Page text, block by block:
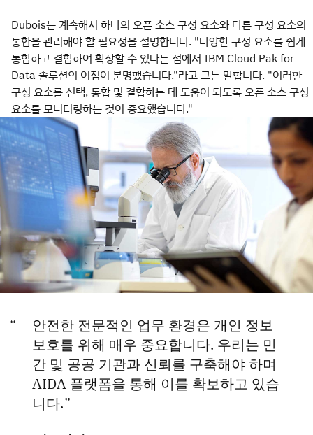
Dubois는 계속해서 하나의 오픈 소스 구성 요소와 다른 구성 요소의
통합을 관리해야 할 필요성을 설명합니다. "다양한 구성 요소를 쉽게
통합하고 결합하여 확장할 수 있다는 점에서 IBM Cloud Pak for
Data 솔루션의 이점이 분명했습니다."라고 그는 말합니다. "이러한
구성 요소를 선택, 통합 및 결합하는 데 도움이 되도록 오픈 소스 구성
요소를 모니터링하는 것이 중요했습니다."
안전한 전문적인 업무 환경은 개인 정보
보호를 위해 매우 중요합니다. 우리는 민
간 및 공공 기관과 신뢰를 구축해야 하며
AIDA 플랫폼을 통해 이를 확보하고 있습
니다.